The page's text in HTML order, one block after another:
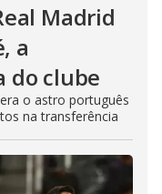
Madrid
a
do clube
o astro português
na transferência